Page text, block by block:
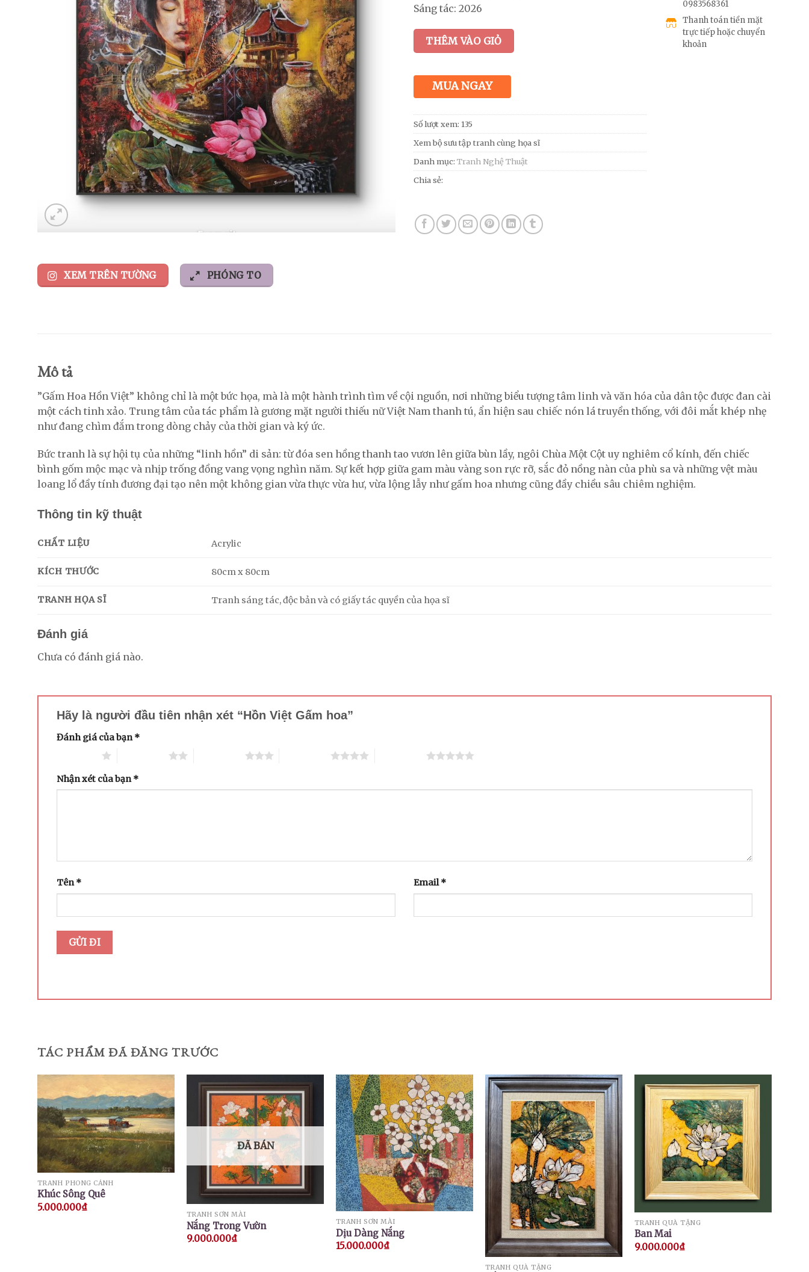
XEM TRÊN TƯỜNG PHÓNG TO
Sáng tác: 2026
THÊM VÀO GIỎ
MUA NGAY
Số lượt xem: 135
Xem bộ sưu tập tranh cùng họa sĩ
Danh mục: Tranh Nghệ Thuật
Chia sẻ:
0983568361
Thanh toán tiền mặt
trực tiếp hoặc chuyển
khoản
Mô tả
​”Gấm Hoa Hồn Việt” không chỉ là một bức họa, mà là một hành trình tìm về cội nguồn, nơi những biểu tượng tâm linh và văn hóa của dân tộc được đan cài
một cách tinh xảo. Trung tâm của tác phẩm là gương mặt người thiếu nữ Việt Nam thanh tú, ẩn hiện sau chiếc nón lá truyền thống, với đôi mắt khép nhẹ
như đang chìm đắm trong dòng chảy của thời gian và ký ức.
​Bức tranh là sự hội tụ của những “linh hồn” di sản: từ đóa sen hồng thanh tao vươn lên giữa bùn lầy, ngôi Chùa Một Cột uy nghiêm cổ kính, đến chiếc
bình gốm mộc mạc và nhịp trống đồng vang vọng nghìn năm. Sự kết hợp giữa gam màu vàng son rực rỡ, sắc đỏ nồng nàn của phù sa và những vệt màu
loang lổ đầy tính đương đại tạo nên một không gian vừa thực vừa hư, vừa lộng lẫy như gấm hoa nhưng cũng đầy chiều sâu chiêm nghiệm.
Thông tin kỹ thuật
CHẤT LIỆU Acrylic
KÍCH THƯỚC 80cm x 80cm
TRANH HỌA SĨ Tranh sáng tác, độc bản và có giấy tác quyền của họa sĩ
Đánh giá
Chưa có đánh giá nào.
Hãy là người đầu tiên nhận xét “Hồn Việt Gấm hoa”
Đánh giá của bạn*
Nhận xét của bạn*
Tên* Email*
TÁC PHẨM ĐÃ ĐĂNG TRƯỚC
TRANH PHONG CẢNH
Khúc Sông Quê
5.000.000₫
ĐÃ BÁN
TRANH SƠN MÀI
Nắng Trong Vườn
9.000.000₫
TRANH SƠN MÀI
Dịu Dàng Nắng
15.000.000₫
TRANH QUÀ TẶNG
TRANH QUÀ TẶNG
Ban Mai
9.000.000₫